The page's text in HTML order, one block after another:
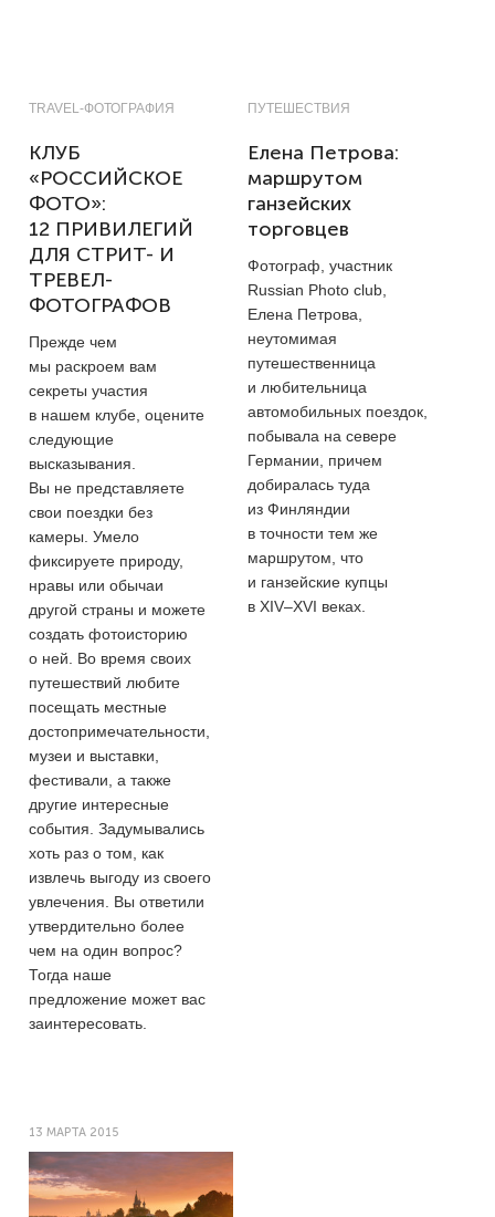
TRAVEL-ФОТОГРАФИЯ
КЛУБ
«РОССИЙСКОЕ
ФОТО»:
12 ПРИВИЛЕГИЙ
ДЛЯ СТРИТ- И
ТРЕВЕЛ-
ФОТОГРАФОВ
Прежде чем
мы раскроем вам
секреты участия
в нашем клубе, оцените
следующие
высказывания.
Вы не представляете
свои поездки без
камеры. Умело
фиксируете природу,
нравы или обычаи
другой страны и можете
создать фотоисторию
о ней. Во время своих
путешествий любите
посещать местные
достопримечательности,
музеи и выставки,
фестивали, а также
другие интересные
события. Задумывались
хоть раз о том, как
извлечь выгоду из своего
увлечения. Вы ответили
утвердительно более
чем на один вопрос?
Тогда наше
предложение может вас
заинтересовать.
ПУТЕШЕСТВИЯ
Елена Петрова:
маршрутом
ганзейских
торговцев
Фотограф, участник
Russian Photo club,
Елена Петрова,
неутомимая
путешественница
и любительница
автомобильных поездок,
побывала на севере
Германии, причем
добиралась туда
из Финляндии
в точности тем же
маршрутом, что
и ганзейские купцы
в XIV–XVI веках.
13 МАРТА 2015